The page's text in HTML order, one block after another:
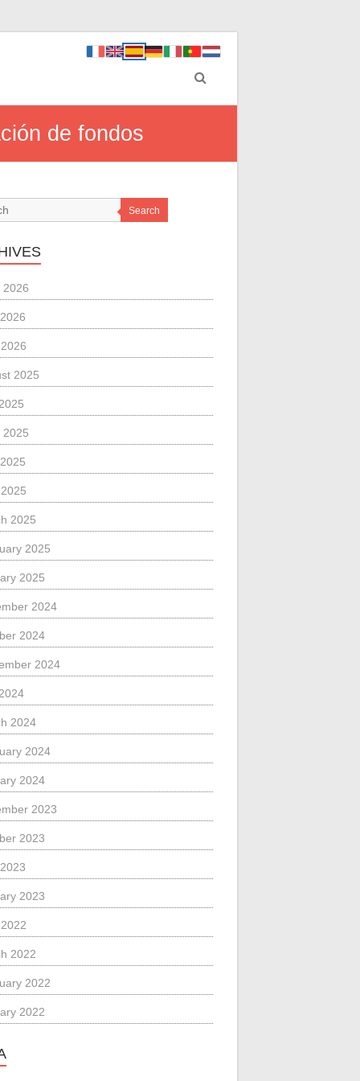
de fondos
Search
2026
2025
2025
2025
2025
2025
2024
2024
2024
2024
2024
2024
2023
2023
2023
2022
2022
2022